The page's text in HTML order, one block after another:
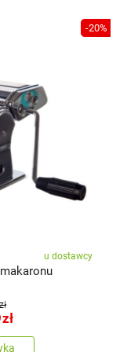
-20%
u dostawcy
zł